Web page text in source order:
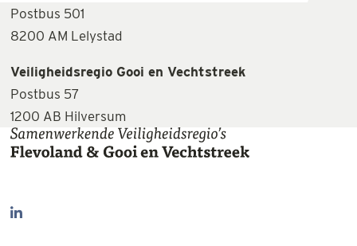
Postbus 501
8200 AM Lelystad
Veiligheidsregio Gooi en Vechtstreek
Postbus 57
1200 AB Hilversum